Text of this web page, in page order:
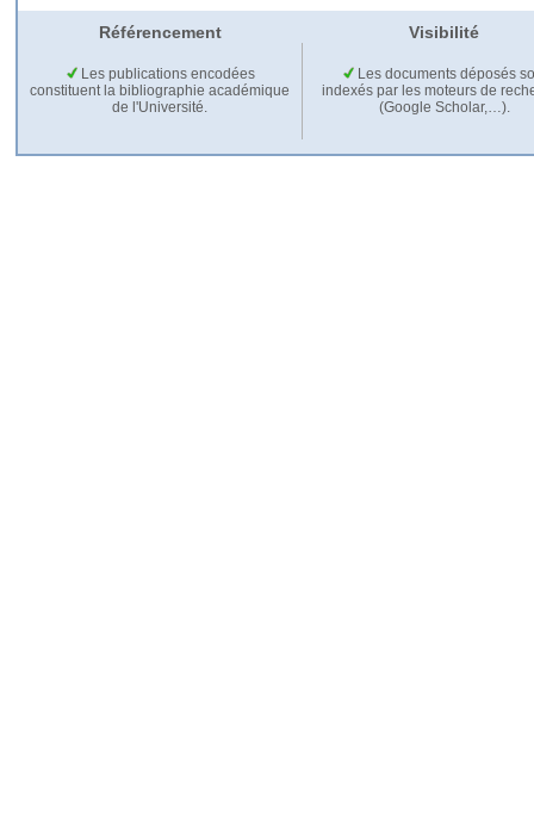
Référencement Visibilité
Les publications encodées
constituent la bibliographie académique
de l'Université.
Les documents déposés
indexés par les moteurs de
(Google Scholar,…).